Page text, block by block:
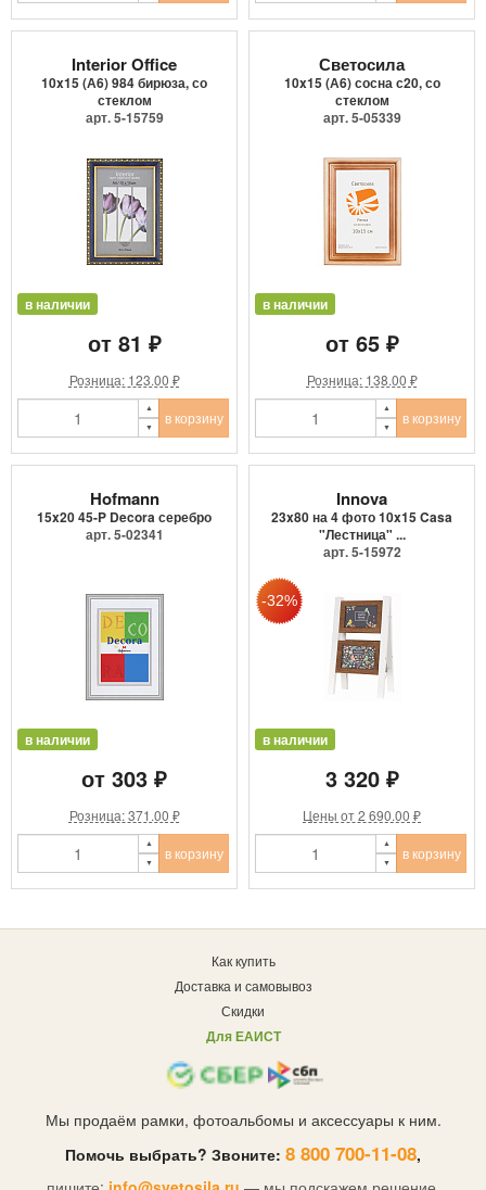
Interior Office
10x15 (А6) 984 бирюза, со
стеклом
арт. 5-15759
в наличии
от 81 ₽
Розница: 123.00 ₽
в корзину
Светосила
10x15 (А6) сосна с20, со
стеклом
арт. 5-05339
в наличии
от 65 ₽
Розница: 138.00 ₽
в корзину
Hofmann
15x20 45-P Decora серебро
арт. 5-02341
в наличии
от 303 ₽
Розница: 371.00 ₽
в корзину
Innova
23x80 на 4 фото 10x15 Casa
"Лестница" ...
арт. 5-15972
в наличии
3 320 ₽
Цены от 2 690.00 ₽
в корзину
Как купить
Доставка и самовывоз
Скидки
Для ЕАИСТ
Мы продаём рамки, фотоальбомы и аксессуары к ним.
Помочь выбрать? Звоните: 8 800 700-11-08,